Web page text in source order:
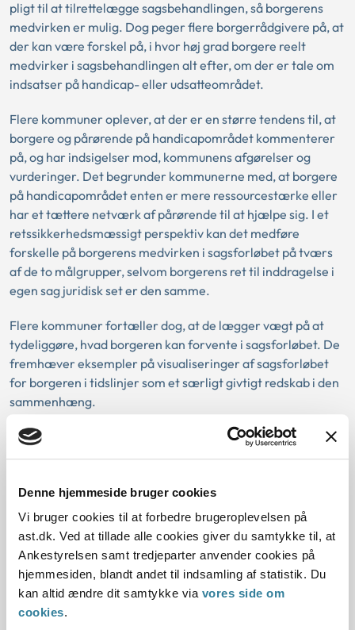
Denne hjemmeside bruger cookies
Vi bruger cookies til at forbedre brugeroplevelsen på
ast.dk. Ved at tillade alle cookies giver du samtykke til, at
Ankestyrelsen samt tredjeparter anvender cookies på
hjemmesiden, blandt andet til indsamling af statistik. Du
kan altid ændre dit samtykke via vores side om
cookies.
pligt til at tilrettelægge sagsbehandlingen, så borgerens
medvirken er mulig. Dog peger flere borgerrådgivere på, at
der kan være forskel på, i hvor høj grad borgere reelt
medvirker i sagsbehandlingen alt efter, om der er tale om
indsatser på handicap- eller udsatteområdet.
Flere kommuner oplever, at der er en større tendens til, at
borgere og pårørende på handicapområdet kommenterer
på, og har indsigelser mod, kommunens afgørelser og
vurderinger. Det begrunder kommunerne med, at borgere
på handicapområdet enten er mere ressourcestærke eller
har et tættere netværk af pårørende til at hjælpe sig. I et
retssikkerhedsmæssigt perspektiv kan det medføre
forskelle på borgerens medvirken i sagsforløbet på tværs
af de to målgrupper, selvom borgerens ret til inddragelse i
egen sag juridisk set er den samme.
Flere kommuner fortæller dog, at de lægger vægt på at
tydeliggøre, hvad borgeren kan forvente i sagsforløbet. De
fremhæver eksempler på visualiseringer af sagsforløbet
for borgeren i tidslinjer som et særligt givtigt redskab i den
sammenhæng.
Det er ikke altid klart for borgeren,
og hvad formålet med partshøringen
er
Borgeren har lovmæssigt krav på at blive partshørt over de
faktiske oplysninger i sagen, som er til ugunst for borgeren,
og som borgeren ikke er bekendt med, inden kommunen
træffer en afgørelse. Undersøgelsen peger imidlertid på, at